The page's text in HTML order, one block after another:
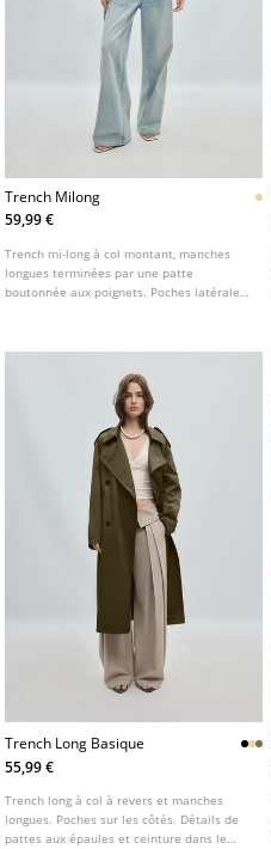
Trench Milong
59,99 €
Trench mi-long à col montant, manches
longues terminées par une patte
boutonnée aux poignets. Poches latérales.
les épaules et revers.
Trench Long Basique
55,99 €
Trench long à col à revers et manches
longues. Poches sur les côtés. Détails de
pattes aux épaules et ceinture dans le